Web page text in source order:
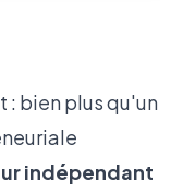
: bien plus qu'un
indépendant